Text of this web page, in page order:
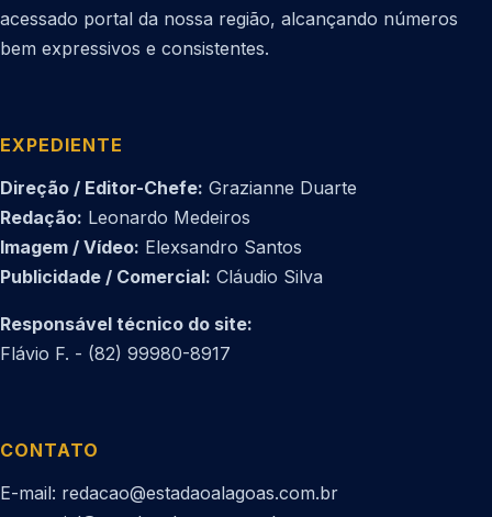
acessado portal da nossa região, alcançando números
bem expressivos e consistentes.
EXPEDIENTE
Direção / Editor-Chefe: Grazianne Duarte
Redação: Leonardo Medeiros
Imagem / Vídeo: Elexsandro Santos
Publicidade / Comercial: Cláudio Silva
Responsável técnico do site:
Flávio F. - (82) 99980-8917
CONTATO
E-mail: redacao@estadaoalagoas.com.br